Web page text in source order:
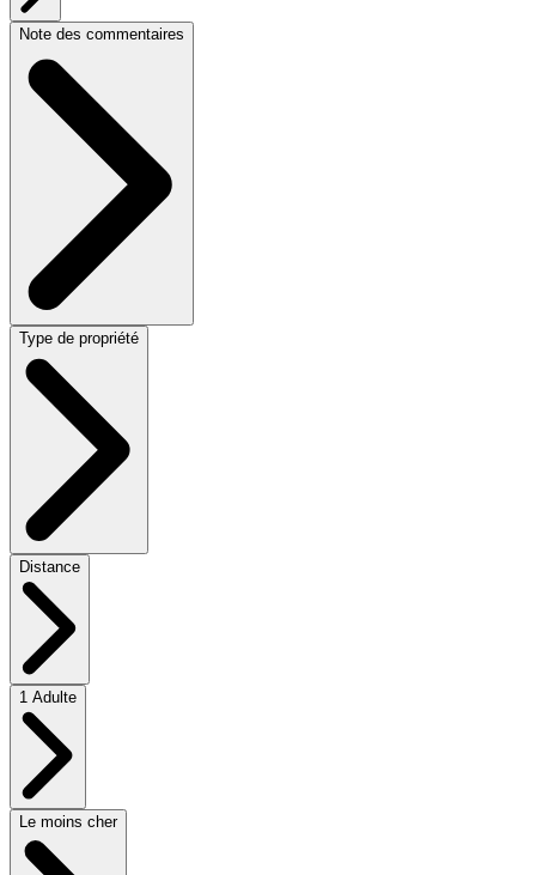
Note des commentaires
Type de propriété
Distance
1 Adulte
Le moins cher